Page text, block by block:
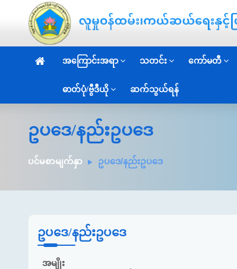
အကြောင်းအရာ သတင်း ကော်မတီ
ဓာတ်ပုံ/ဗွီဒီယို ဆက်သွယ်ရန်
ဥပဒေ/နည်းဥပဒေ
ပင်မစာမျက်နှာ ဥပဒေ/နည်းဥပဒေ
ဥပဒေ/နည်းဥပဒေ
အမျိုး